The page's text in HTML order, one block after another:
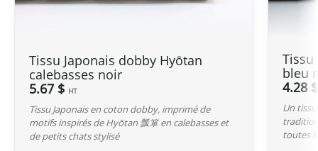
l’accord de libre-échange entre le Canada et le Japon, nos produits
d’origine japonaise sont généralement exonérés de droits de
douane même si la valeur dépasse ce seuil.
Cependant, dès que la commandeexcède 20 CAD
TPS/TVH
s’appliquesur la totalité de la valeur déclarée, même si les droits
Tissu Japonais dobby Hyōtan
calebasses noir
5.67 $ HT
Tissu Japonais en coton dobby, imprimé de
motifs inspirés de Hyōtan 瓢箪 en calebasses et
de petits chats stylisé
bleu
4.28
Un
toutes